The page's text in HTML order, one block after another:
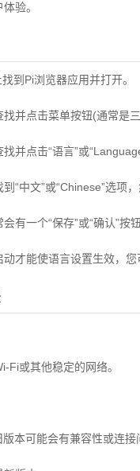
验。
到Pi浏览器应用并打开。
并点击菜单按钮(通常是
并点击“语言”或
“中文”或“Chinese”选项
有一个“保存”或“确认”按
才能使语言设置生效，您
Fi或其他稳定的网络。
本可能会有兼容性或连接